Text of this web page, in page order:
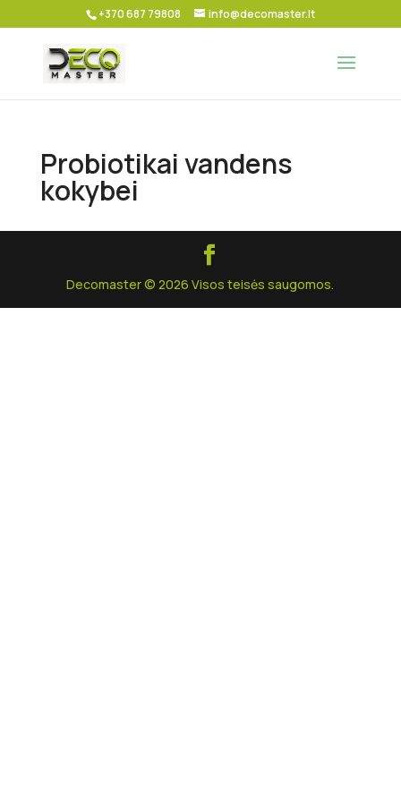
+370 687 79808 info@decomaster.lt
Probiotikai vandens
kokybei
Decomaster © 2026 Visos teisės saugomos.